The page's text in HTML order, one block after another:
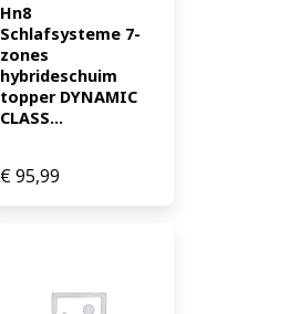
Hn8
Schlafsysteme 7-
zones
hybrideschuim
topper DYNAMIC
CLASS...
€95,99